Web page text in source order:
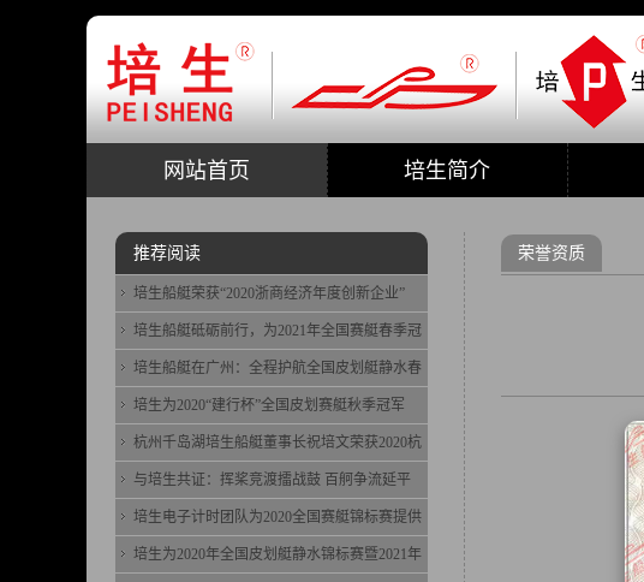
网站首页 培生简介
荣誉资质
推荐阅读
培生船艇荣获“2020浙商经济年度创新企业”
培生船艇砥砺前行，为2021年全国赛艇春季冠
培生船艇在广州：全程护航全国皮划艇静水春
培生为2020“建行杯”全国皮划赛艇秋季冠军
杭州千岛湖培生船艇董事长祝培文荣获2020杭
与培生共证：挥桨竞渡擂战鼓 百舸争流延平
培生电子计时团队为2020全国赛艇锦标赛提供
培生为2020年全国皮划艇静水锦标赛暨2021年